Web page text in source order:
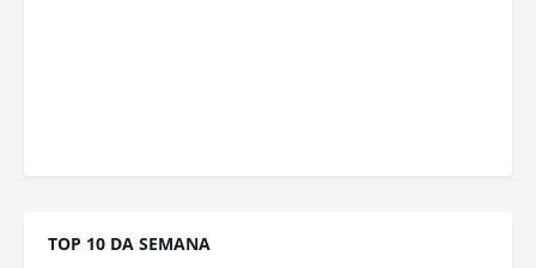
TOP 10 DA SEMANA